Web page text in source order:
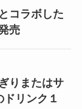
コラボした
売
りまたはサ
リンク１